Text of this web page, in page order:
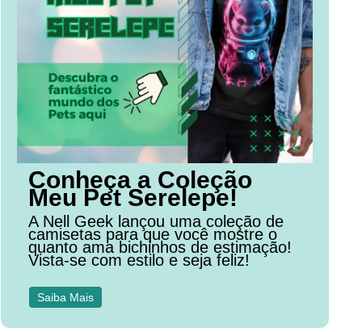
Conheça a Coleção
Meu Pet Serelepe!
A Nell Geek lançou uma coleção de
camisetas para que você mostre o
quanto ama bichinhos de estimação!
Vista-se com estilo e seja feliz!
Saiba Mais